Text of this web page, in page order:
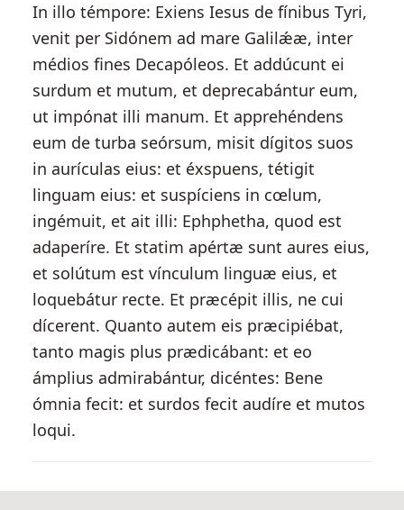
In illo témpore: Exiens Iesus de fínibus Tyri,
venit per Sidónem ad mare Galilǽæ, inter
médios fines Decapóleos. Et addúcunt ei
surdum et mutum, et deprecabántur eum,
ut impónat illi manum. Et apprehéndens
eum de turba seórsum, misit dígitos suos
in aurículas eius: et éxspuens, tétigit
linguam eius: et suspíciens in cœlum,
ingémuit, et ait illi: Ephphetha, quod est
adaperíre. Et statim apértæ sunt aures eius,
et solútum est vínculum linguæ eius, et
loquebátur recte. Et præcépit illis, ne cui
dícerent. Quanto autem eis præcipiébat,
tanto magis plus prædicábant: et eo
ámplius admirabántur, dicéntes: Bene
ómnia fecit: et surdos fecit audíre et mutos
loqui.